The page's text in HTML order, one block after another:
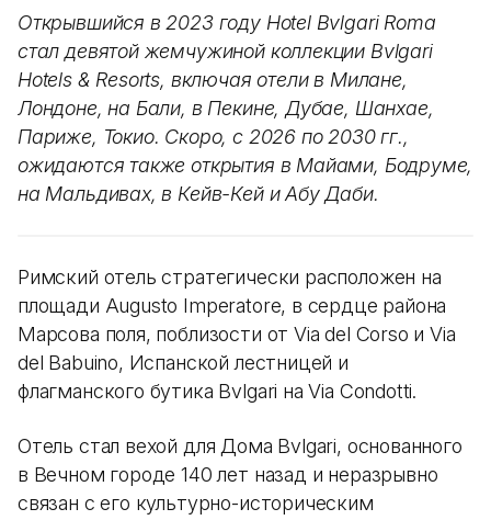
Открывшийся в 2023 году Hotel Bvlgari Roma
стал девятой жемчужиной коллекции Bvlgari
Hotels & Resorts, включая отели в Милане,
Лондоне, на Бали, в Пекине, Дубае, Шанхае,
Париже, Токио. Скоро, с 2026 по 2030 гг.,
ожидаются также открытия в Майами, Бодруме,
на Мальдивах, в Кейв-Кей и Абу Даби.
Римский отель стратегически расположен на
площади Augusto Imperatore, в сердце района
Марсова поля, поблизости от Via del Corso и Via
del Babuino, Испанской лестницей и
флагманского бутика Bvlgari на Via Condotti.
Отель стал вехой для Дома Bvlgari, основанного
в Вечном городе 140 лет назад и неразрывно
связан с его культурно-историческим